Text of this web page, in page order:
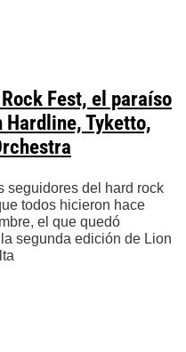
Fest, el paraíso
Hardline, Tyketto,
seguidores del hard rock
todos hicieron hace
el que quedó
segunda edición de Lion